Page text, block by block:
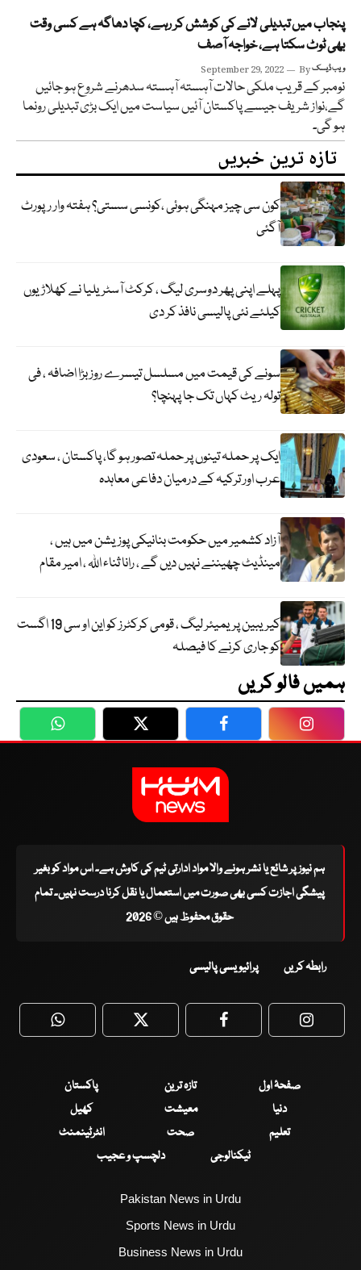
پنجاب میں تبدیلی لانے کی کوشش کر رہے، کچا دھاگہ ہے کسی وقت
بھی ٹوٹ سکتا ہے، خواجہ آصف
September 29, 2022 Byویب ڈیسک
نومبر کے قریب ملکی حالات آہستہ آہستہ سدھرنے شروع ہو جائیں
گے،نواز شریف جیسے پاکستان آئیں سیاست میں ایک بڑی تبدیلی رونما
ہو گی۔
تازہ ترین خبریں
کون سی چیز مہنگی ہوئی ،کونسی سستی؟ ہفتہ وار رپورٹ
آگئی
پہلے اپنی پھر دوسری لیگ ، کرکٹ آسٹریلیا نے کھلاڑیوں
کیلئے نئی پالیسی نافذ کر دی
سونے کی قیمت میں مسلسل تیسرے روز بڑا اضافہ ، فی
تولہ ریٹ کہاں تک جا پہنچا؟
ایک پر حملہ تینوں پر حملہ تصور ہو گا، پاکستان ، سعودی
عرب اور ترکیہ کے درمیان دفاعی معاہدہ
آزاد کشمیر میں حکومت بنانیکی پوزیشن میں ہیں ،
مینڈیٹ چھیننے نہیں دیں گے ، رانا ثناء اللہ ، امیر مقام
کیریبین پریمیئر لیگ ، قومی کرکٹرز کو این او سی 19 اگست
کو جاری کرنے کا فیصلہ
ہمیں فالو کریں
WhatsApp Twitter Facebook
ہم نیوز پر شائع یا نشر ہونے والا مواد ادارتی ٹیم کی کاوش ہے۔ اس مواد کو بغیر
پیشگی اجازت کسی بھی صورت میں استعمال یا نقل کرنا درست نہیں۔ تمام
حقوق محفوظ ہیں © 2026
رابطہ کریں پرائیویسی پالیسی
WhatsApp Twitter Facebook
صفحۂ اول تازہ ترین
پاکستان
دنیا
معیشت
کھیل
تعلیم
صحت
انٹرٹینمنٹ
ٹیکنالوجی
دلچسپ و عجیب
Pakistan News in Urdu
Sports News in Urdu
Business News in Urdu